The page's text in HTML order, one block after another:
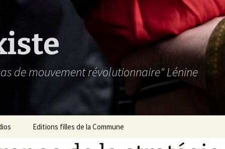
de mouvement révolutionnaire" Lénine
Editions filles de la Commune